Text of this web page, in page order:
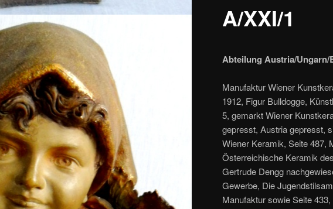
A/XXI/1
Abteilung Austria/Ungarn/
Manufaktur Wiener
1912, Figur Bulldogge,
5, gemarkt Wiener
gepresst, Austria gepresst,
Wiener Keramik, Seite 487,
Österreichische Keramik
Gertrude Dengg
Gewerbe, Die
Manufaktur sowie Seite